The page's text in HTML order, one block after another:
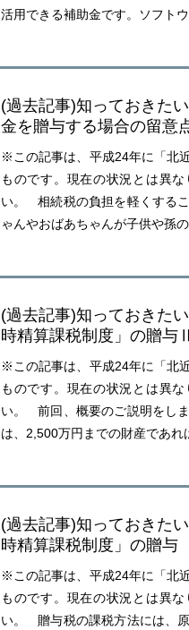
活用できる補助金です。ソフト
(過去記事)知っておきた
金を贈与する場合の留意
※この記事は、平成24年に「北
ものです。現在の状況とは異
い。 相続税の負担を軽くする
ゃんやおばあちゃんが子供や孫
(過去記事)知っておきた
時精算課税制度」の贈与Ⅱ
※この記事は、平成24年に「北
ものです。現在の状況とは異
い。 前回、概要のご説明をし
は、2,500万円までの財産であれ
(過去記事)知っておきた
時精算課税制度」の贈与
※この記事は、平成24年に「北
ものです。現在の状況とは異
い。 贈与税の課税方法には、